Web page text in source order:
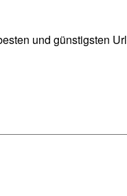
und günstigsten